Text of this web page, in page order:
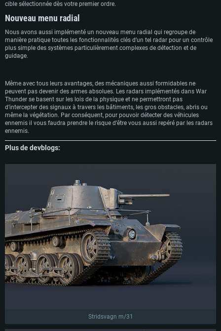
cible sélectionnée dès votre premier ordre.
Nouveau menu radial
Nous avons aussi implémenté un nouveau menu radial qui regroupe de
manière pratique toutes les fonctionnalités clés d’un tel radar pour un contrôle
plus simple des systèmes particulièrement complexes de détection et de
guidage.
Même avec tous leurs avantages, des mécaniques aussi formidables ne
peuvent pas devenir des armes absolues. Les radars implémentés dans War
Thunder se basent sur les lois de la physique et ne permettront pas
d’intercepter des signaux à travers les bâtiments, les gros obstacles, abris ou
même la végétation. Par conséquent, pour pouvoir détecter des véhicules
ennemis il vous faudra prendre le risque d’être vous aussi repéré par les radars
ennemis.
Plus de devblogs:
Stridsvagn m/31